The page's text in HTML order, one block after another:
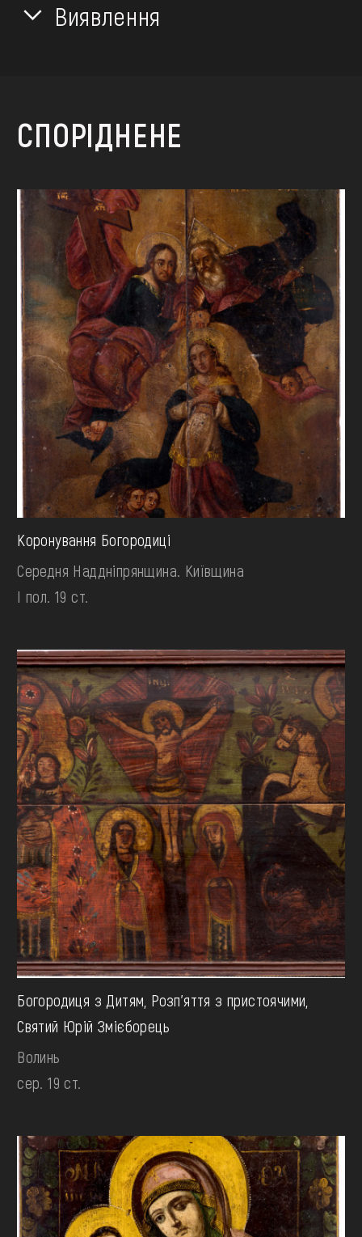
Виявлення
СПОРІДНЕНЕ
Коронування Богородиці
Середня Наддніпрянщина. Київщина
І пол. 19 ст.
Богородиця з Дитям, Розп’яття з пристоячими,
Святий Юрій Змієборець
Волинь
сер. 19 ст.